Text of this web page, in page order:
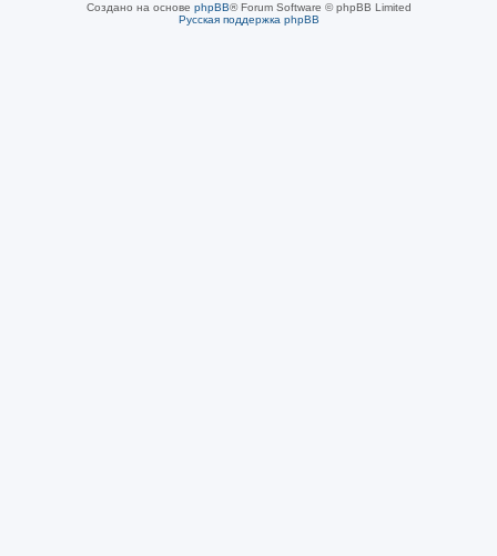
Создано на основе phpBB® Forum Software © phpBB Limited
Русская поддержка phpBB